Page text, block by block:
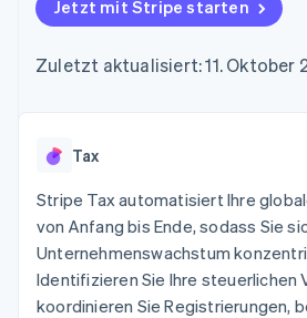
Zugriff auf mehr als
Terminal
Optimierung der
Autorisierungsraten
Link
Beschleunigter
Bezahlvorgang
Financial
Connections
Verbundene
Finanzdaten
Data
Geldmanagement
SaaS
KI-Unternehmen
Creator Economy
Gaming
Bewirtung, Reisen
Freizeit
Versicherungen
Medien und
Marktplatz auf
nutzungsbasierte
geht´s
Bereitstellung und
Verwaltung von
Diensten mit
Produkt-Roadmap
Karriere
Stripe Press
Kontakt
Sales-Team
kontaktieren
Partner werden
Jetzt mit Stripe starten
Zuletzt aktualisiert: 11. Oktober
Tax
Stripe Tax automatisiert Ihre
von Anfang bis Ende, sodass Sie
Unternehmenswachstum
Identifizieren Sie Ihre steuerlichen
koordinieren Sie Registrierungen,